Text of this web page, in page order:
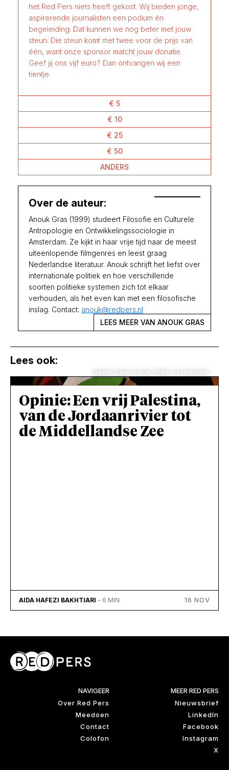
het Red Pers niets heeft gekost. Wij bieden jonge,
aspirerende journalisten een podium én
begeleiding. Dat kunnen we nog beter met jouw
steun. Die steun komt met twee voor de prijs van
één, want onze sponsor matcht jouw donatie.
Geef jij ons vijf euro? Dan ontvangen wij een
tientje.
€ 5
€ 10
€ 25
€ 50
ANDERS
Over de auteur:
Anouk Gras (1999) studeert Filosofie en Culturele
Antropologie en Ontwikkelingssociologie in
Amsterdam. Ze kijkt in haar vrije tijd naar de meest
uiteenlopende filmgenres en leest graag
Nederlandse literatuur. Anouk schrijft het liefst over
internationale politiek en hoe verschillende
soorten politieke systemen zich tot elkaar
verhouden, als het even kan met een filosofische
inslag. Contact: anouk@redpers.nl
LEES MEER VAN ANOUK GRAS
Lees ook:
Beeld: Omer Faruk-Yildiz via Unsplash
Opinie: Een vrij Palestina,
van de Jordaanrivier tot
de Middellandse Zee
AIDA HAFEZI BAKHTIARI - 6 MIN 16 NOV
NAVIGEER
Over Red Pers
Meedoen
Contact
Colofon
MEER RED PERS
Nieuwsbrief
LinkedIn
Facebook
Instagram
X